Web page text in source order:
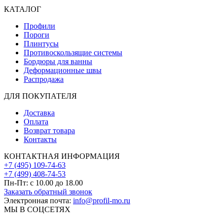
КАТАЛОГ
Профили
Пороги
Плинтусы
Противоскользящие системы
Бордюры для ванны
Деформационные швы
Распродажа
ДЛЯ ПОКУПАТЕЛЯ
Доставка
Оплата
Возврат товара
Контакты
КОНТАКТНАЯ ИНФОРМАЦИЯ
+7 (495) 109-74-63
+7 (499) 408-74-53
Пн-Пт: с 10.00 до 18.00
Заказать обратный звонок
Электронная почта: info@profil-mo.ru
МЫ В СОЦСЕТЯХ